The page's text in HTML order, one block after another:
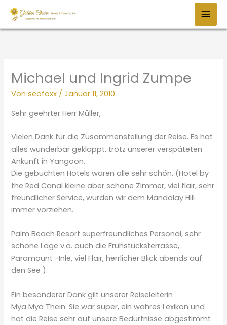
Zum
Inhalt
springen
Michael und Ingrid Zumpe
Vonseofoxx /Januar 11, 2010
Sehr geehrter Herr Müller,
Vielen Dank für die Zusammenstellung der Reise. Es hat
alles wunderbar geklappt, trotz unserer verspäteten
Ankunft in Yangoon.
Die gebuchten Hotels waren alle sehr schön. (Hotel by
the Red Canal kleine aber schöne Zimmer, viel flair, sehr
freundlicher Service, würden wir dem Mandalay Hill
immer vorziehen.
Palm Beach Resort superfreundliches Personal, sehr
schöne Lage v.a. auch die Frühstücksterrasse,
Paramount -Inle, viel Flair, herrlicher Blick abends auf
den See ).
Ein besonderer Dank gilt unserer Reiseleiterin
Mya Mya Thein. Sie war super, ein wahres Lexikon und
hat die Reise sehr auf unsere Bedürfnisse abgestimmt